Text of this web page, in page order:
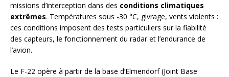
missions d’interception dans des conditions climatiques
extrêmes. Températures sous -30 °C, givrage, vents violents :
ces conditions imposent des tests particuliers sur la fiabilité
des capteurs, le fonctionnement du radar et l’endurance de
l’avion.
Le F-22 opère à partir de la base d’Elmendorf (Joint Base